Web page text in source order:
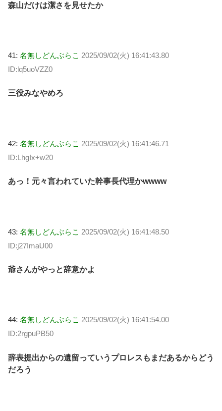
森山だけは潔さを見せたか
41: 名無しどんぶらこ 2025/09/02(火) 16:41:43.80
ID:lq5uoVZZ0
三役みなやめろ
42: 名無しどんぶらこ 2025/09/02(火) 16:41:46.71
ID:LhgIx+w20
あっ！元々言われていた幹事長代理かwwww
43: 名無しどんぶらこ 2025/09/02(火) 16:41:48.50
ID:j27ImaU00
爺さんがやっと辞意かよ
44: 名無しどんぶらこ 2025/09/02(火) 16:41:54.00
ID:2rgpuPB50
辞表提出からの遺留っていうプロレスもまだあるからどう
だろう